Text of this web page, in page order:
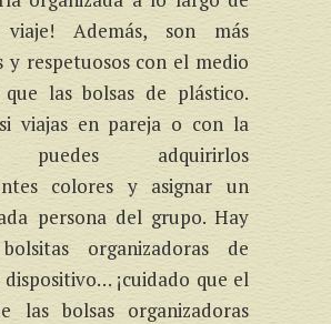
Además, son más
y respetuosos con el medio
que las bolsas de plástico.
viajas en pareja o con la
puedes adquirirlos
colores y asignar un
persona del grupo. Hay
organizadoras de
dispositivo… ¡cuidado que el
las bolsas organizadoras